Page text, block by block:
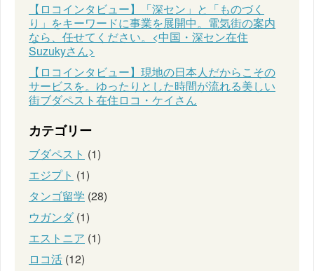
【ロコインタビュー】「深セン」と「ものづく
り」をキーワードに事業を展開中。電気街の案内
なら、任せてください。<中国・深セン在住
Suzukyさん>
【ロコインタビュー】現地の日本人だからこその
サービスを。ゆったりとした時間が流れる美しい
街ブダペスト在住ロコ・ケイさん
カテゴリー
ブダペスト (1)
エジプト (1)
タンゴ留学 (28)
ウガンダ(1)
エストニア (1)
ロコ活 (12)